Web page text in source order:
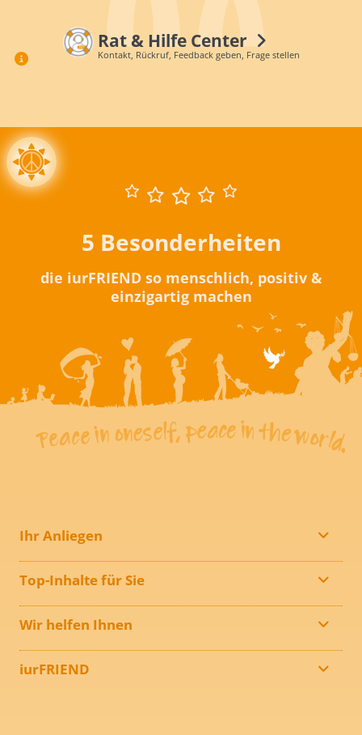
Rat & Hilfe Center
Kontakt, Rückruf, Feedback geben, Frage stellen
5 Besonderheiten
die iurFRIEND so menschlich, positiv &
einzigartig machen
Ihr Anliegen
Top-Inhalte für Sie
Wir helfen Ihnen
iurFRIEND